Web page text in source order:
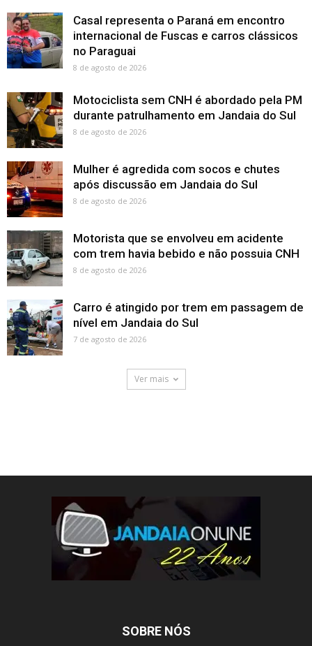
Casal representa o Paraná em encontro
internacional de Fuscas e carros clássicos
no Paraguai
8 de agosto de 2026
Motociclista sem CNH é abordado pela PM
durante patrulhamento em Jandaia do Sul
8 de agosto de 2026
Mulher é agredida com socos e chutes
após discussão em Jandaia do Sul
8 de agosto de 2026
Motorista que se envolveu em acidente
com trem havia bebido e não possuia CNH
8 de agosto de 2026
Carro é atingido por trem em passagem de
nível em Jandaia do Sul
7 de agosto de 2026
Ver mais
SOBRE NÓS